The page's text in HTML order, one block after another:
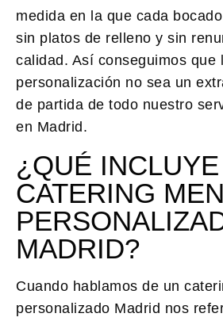
medida en la que cada
sin platos de relleno y sin
calidad. Así conseguimos que
personalización no sea un
de partida de todo nuestro
en Madrid.
¿QUÉ
CATERING
MADRID?
Cuando hablamos de un
personalizado Madrid nos